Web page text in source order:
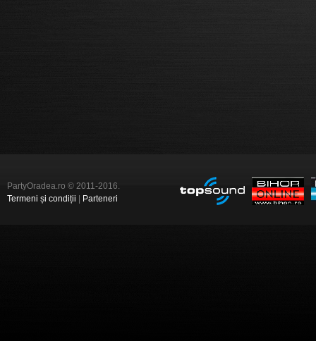
PartyOradea.ro © 2011-2016.
Termeni și condiții
Parteneri